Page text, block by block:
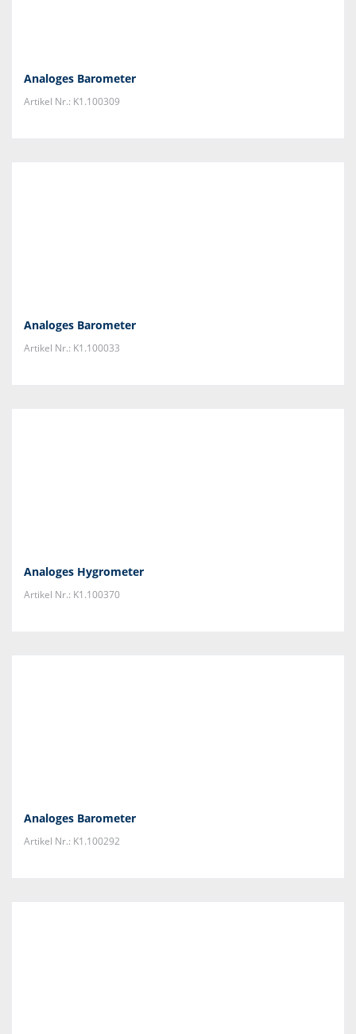
Analoges Barometer
Artikel Nr.: K1.100309
Analoges Barometer
Artikel Nr.: K1.100033
Analoges Hygrometer
Artikel Nr.: K1.100370
Analoges Barometer
Artikel Nr.: K1.100292